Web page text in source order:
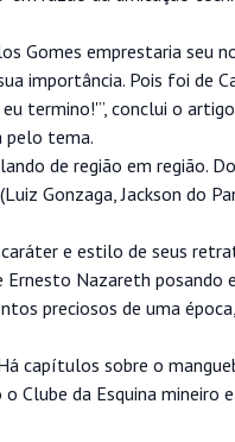
Gomes emprestaria seu
importância. Pois foi de
termino!'”, conclui o
pelo tema.
de região em região.
Gonzaga, Jackson do
e estilo de seus
Nazareth posando
preciosos de uma
capítulos sobre o
da Esquina mineiro e